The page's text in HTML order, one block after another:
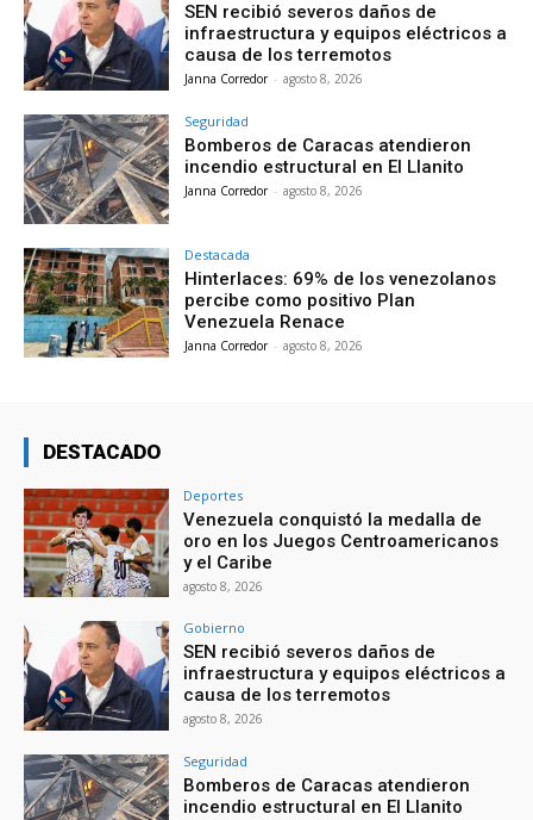
SEN recibió severos daños de
infraestructura y equipos eléctricos a
causa de los terremotos
Janna Corredor - agosto 8, 2026
Seguridad
Bomberos de Caracas atendieron
incendio estructural en El Llanito
Janna Corredor - agosto 8, 2026
Destacada
Hinterlaces: 69% de los venezolanos
percibe como positivo Plan
Venezuela Renace
Janna Corredor - agosto 8, 2026
DESTACADO
Deportes
Venezuela conquistó la medalla de
oro en los Juegos Centroamericanos
y el Caribe
agosto 8, 2026
Gobierno
SEN recibió severos daños de
infraestructura y equipos eléctricos a
causa de los terremotos
agosto 8, 2026
Seguridad
Bomberos de Caracas atendieron
incendio estructural en El Llanito